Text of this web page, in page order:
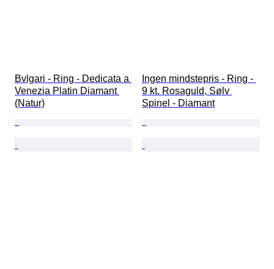
Bvlgari - Ring - Dedicata a
Venezia Platin Diamant
(Natur)
Ingen mindstepris - Ring -
9 kt. Rosaguld, Sølv
Spinel - Diamant